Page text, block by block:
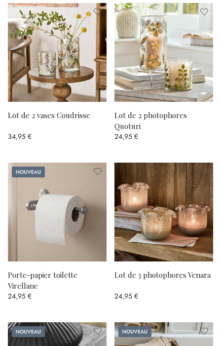
Lot de 2 vases Coudrisse
34,95 €
Lot de 2 photophores
Quoturi
24,95 €
Nouveau
Porte-papier toilette
Virellane
24,95 €
Lot de 3 photophores Venara
24,95 €
Nouveau Nouveau